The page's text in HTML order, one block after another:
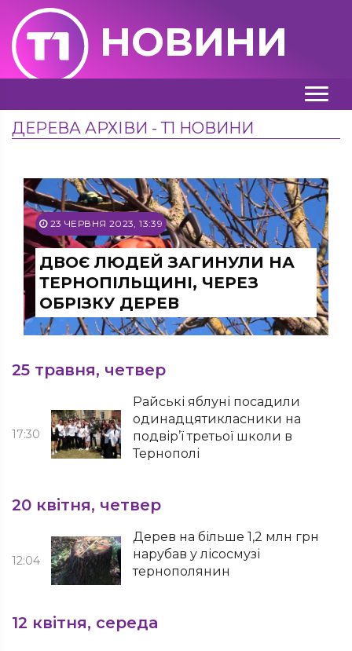
НОВИНИ
ДЕРЕВА АРХІВИ - Т1 НОВИНИ
23 ЧЕРВНЯ 2023, 13:39
ДВОЄ ЛЮДЕЙ ЗАГИНУЛИ НА
ТЕРНОПІЛЬЩИНІ, ЧЕРЕЗ
ОБРІЗКУ ДЕРЕВ
25 травня, четвер
17:30
Райські яблуні посадили
одинадцятикласники на
подвір’ї третьої школи в
Тернополі
20 квітня, четвер
12:04
Дерев на більше 1,2 млн грн
нарубав у лісосмузі
тернополянин
12 квітня, середа